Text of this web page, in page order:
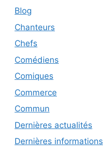
Blog
Chanteurs
Chefs
Comédiens
Comiques
Commerce
Commun
Dernières actualités
Dernières informations